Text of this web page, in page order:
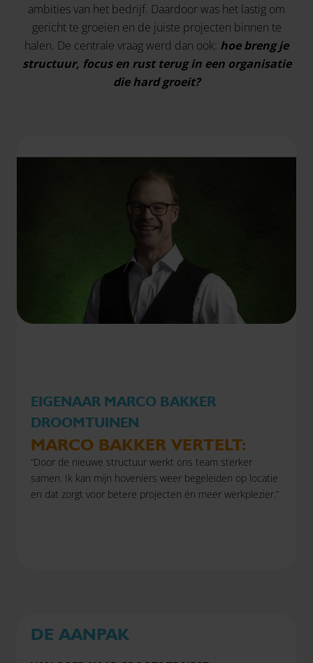
ambities van het bedrijf. Daardoor was het lastig om
gericht te groeien en de juiste projecten binnen te
halen. De centrale vraag werd dan ook: hoe breng je
structuur, focus en rust terug in een organisatie
die hard groeit?
EIGENAAR MARCO BAKKER
DROOMTUINEN
MARCO BAKKER VERTELT:
“Door de nieuwe structuur werkt ons team sterker
samen. Ik kan mijn hoveniers weer begeleiden op locatie
en dat zorgt voor betere projecten én meer werkplezier.”
DE AANPAK